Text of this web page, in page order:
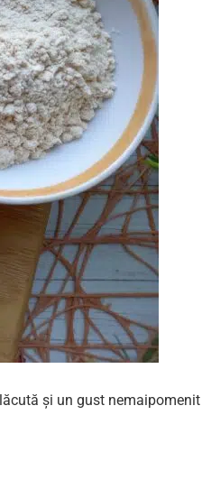
și un gust nemaipomenit